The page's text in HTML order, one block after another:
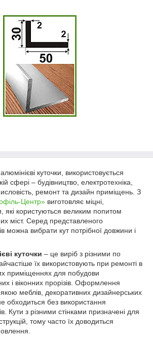
куточки, використовується
сфері – будівництво, електротехніка,
ремонт та дизайн приміщень. З
Центр» виготовляє міцні,
які користуються великим попитом
міст. Серед представленого
можна вибрати кут потрібної довжини і
куточки – це виріб з різними по
їх використовують при ремонті в
приміщеннях для побудови
і віконних прорізів. Оформлення
меблів, декоративних дизайнерських
обходиться без використання
Кути з різними стінками призначені для
тому часто їх доводиться